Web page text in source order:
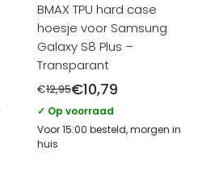
BMAX TPU hard case
hoesje voor Samsung
Galaxy S8 Plus –
Transparant
€12,95€10,79
✓ Op voorraad
Voor 15:00 besteld, morgen in
huis